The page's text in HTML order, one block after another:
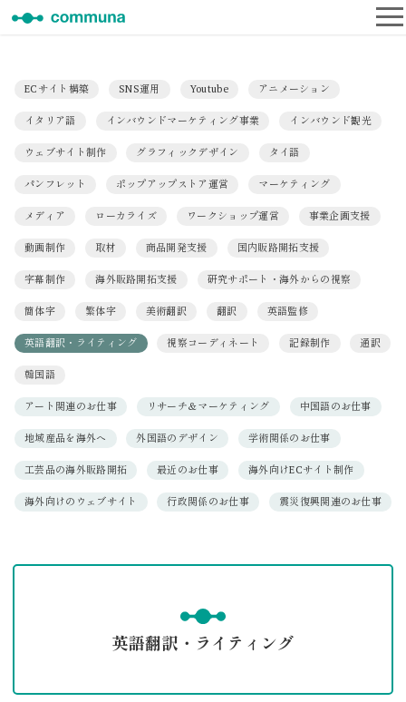
ECサイト構築 SNS運用 Youtube アニメーション
イタリア語 インバウンドマーケティング事業 インバウンド観光
ウェブサイト制作 グラフィックデザイン タイ語
パンフレット ポップアップストア運営 マーケティング
メディア ローカライズ ワークショップ運営 事業企画支援
動画制作 取材 商品開発支援 国内販路開拓支援
字幕制作 海外販路開拓支援 研究サポート・海外からの視察
簡体字 繁体字 美術翻訳 翻訳 英語監修
英語翻訳・ライティング 視察コーディネート 記録制作 通訳
韓国語
アート関連のお仕事 リサーチ＆マーケティング 中国語のお仕事
地域産品を海外へ 外国語のデザイン 学術関係のお仕事
工芸品の海外販路開拓 最近のお仕事 海外向けECサイト制作
海外向けのウェブサイト 行政関係のお仕事 震災復興関連のお仕事
英語翻訳・ライティング